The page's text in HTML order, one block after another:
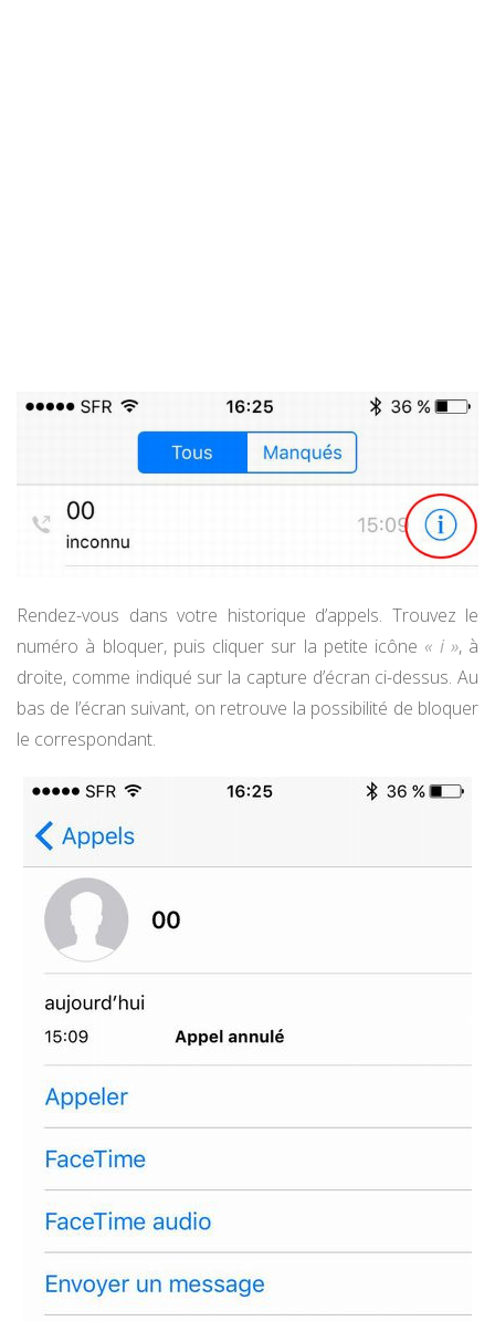
Rendez-vous dans votre historique d’appels. Trouvez le
numéro à bloquer, puis cliquer sur la petite icône « i », à
droite, comme indiqué sur la capture d’écran ci-dessus. Au
bas de l’écran suivant, on retrouve la possibilité de bloquer
le correspondant.